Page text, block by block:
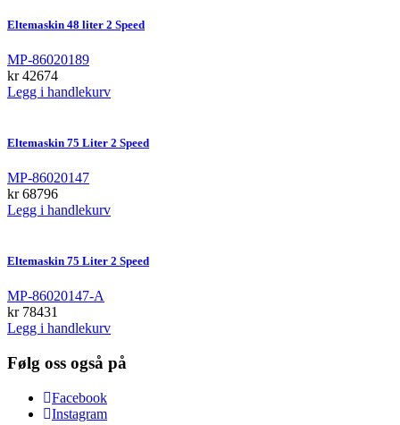
Eltemaskin 48 liter 2 Speed
MP-86020189
kr42674
Legg i handlekurv
Eltemaskin 75 Liter 2 Speed
MP-86020147
kr68796
Legg i handlekurv
Eltemaskin 75 Liter 2 Speed
MP-86020147-A
kr78431
Legg i handlekurv
Følg oss også på
Facebook
Instagram